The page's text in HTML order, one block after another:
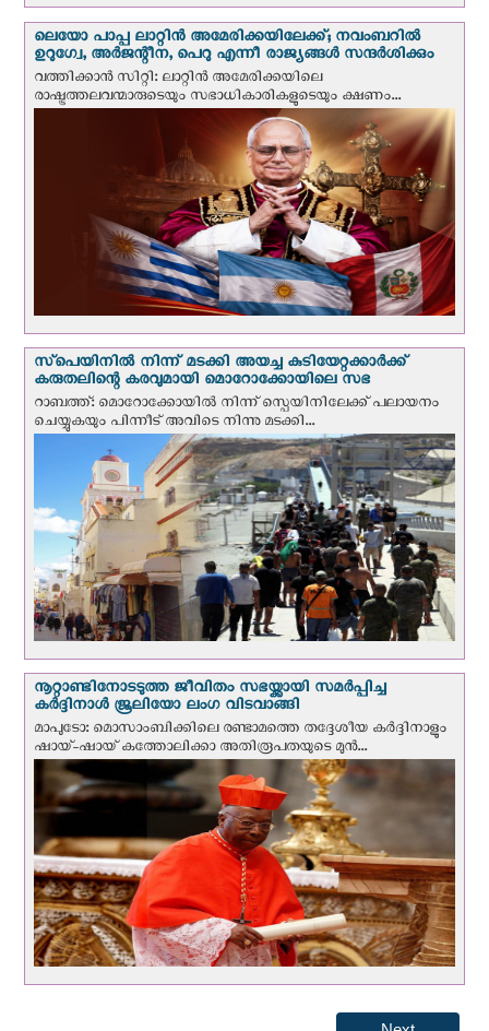
ലെയോ പാപ്പ ലാറ്റിൻ അമേരിക്കയിലേക്ക്; നവംബറില്‍
ഉറുഗ്വേ, അർജന്റീന, പെറു എന്നീ രാജ്യങ്ങള്‍ സന്ദര്‍ശിക്കും
വത്തിക്കാന്‍ സിറ്റി: ലാറ്റിന്‍ അമേരിക്കയിലെ
രാഷ്ട്രത്തലവന്മാരുടെയും സഭാധികാരികളുടെയും ക്ഷണം...
സ്‌പെയിനില്‍ നിന്ന് മടക്കി അയച്ച കുടിയേറ്റക്കാര്‍ക്ക്
കരുതലിന്റെ കരവുമായി മൊറോക്കോയിലെ സഭ
റാബത്ത്: മൊറോക്കോയിൽ നിന്ന് സ്പെയിനിലേക്ക് പലായനം
ചെയ്യുകയും പിന്നീട് അവിടെ നിന്നു മടക്കി...
നൂറ്റാണ്ടിനോടടുത്ത ജീവിതം സഭയ്ക്കായി സമർപ്പിച്ച
കർദ്ദിനാൾ ജൂലിയോ ലംഗ വിടവാങ്ങി
മാപുടോ: മൊസാംബിക്കിലെ രണ്ടാമത്തെ തദ്ദേശീയ കർദ്ദിനാളും
ഷായ്-ഷായ് കത്തോലിക്കാ അതിരൂപതയുടെ മുന്‍...